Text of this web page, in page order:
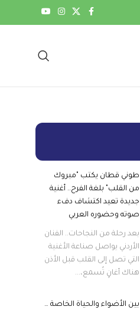
طوني قطان يكتب "مبروك
من القلب" بلغة الفرح.. أغنية
جديدة تعيد اكتشاف دفء
صوته وحضوره العربي
بعد رحلة من النجاحات.. الفنان
الأردني يواصل صناعة الأغنية
التي تصل إلى القلب قبل الأذن
هناك أغانٍ تُسمع،...
بين الأضواء والحياة الخاصة …